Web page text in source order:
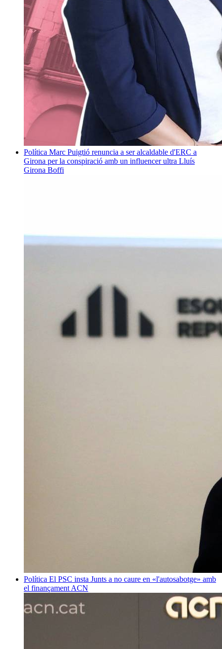
Política Marc Puigtió renuncia a ser alcaldable d'ERC a
Girona per la conspiració amb un influencer ultra Lluís
Girona Boffi
Política El PSC insta Junts a no caure en «l'autosabotge» amb
el finançament ACN